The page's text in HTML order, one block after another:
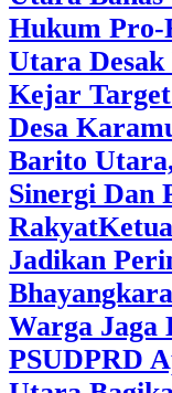
Hukum Pro-
Utara Desak
Kejar
Desa
Barito
Sinergi Dan
Rakyat
Jadikan
Warga Jaga
PSUDPRD